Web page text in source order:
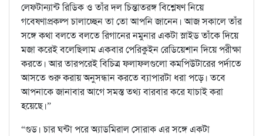
লেফটান্যান্ট রিডিক ও তাঁর দল চিন্তাতরঙ্গ বিশ্লেষণ নিয়ে
গবেষণাপ্রকল্প চালাচ্ছেন তা তো আপনি জানেন। আজ সকালে তাঁর
সঙ্গে কথা বলতে বলতে রিগানের নমুনার একটা স্লাইড তাঁকে দিয়ে
মজা করেই বলেছিলাম একবার পেরিকুইন রেডিয়েশান দিয়ে পরীক্ষা
করতে। আর তারপরেই বিচিত্র ফলাফলগুলো কমপিউটারের পর্দাতে
আসতে শুরু করায় অনুসন্ধান করতে ব্যাপারটা ধরা পড়ে। তবে
আপনাকে জানাবার আগে সমস্ত তথ্য বারবার করে যাচাই করা
হয়েছে।”
“গুড। চার ঘন্টা পরে অ্যাডমিরাল সোরাক এর সঙ্গে একটা